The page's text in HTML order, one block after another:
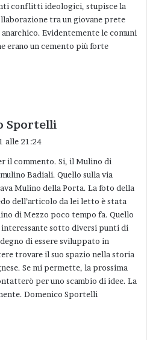
suo tempo ne è stato
(Scodellino,
leonardesca, piazza
mio parere molto valido.
più importante,
si parla da almeno
auspicabile potesse
Quel progetto –
bici lungo la vallata –
culturali,
in se una forza
Lo dimostrano
di Castel Bolognese,
nuovo investimento in
e il lavoro compiuto da
che hanno
fiume possa essere
ricerca per esperienze
conflitti ideologici, stupisce la
tra un giovane prete
Evidentemente le comuni
erano un cemento più forte
Sportelli
e
t
t
o
:
alle 21:24
il commento. Si, il Mulino di
Badiali. Quello sulla via
Mulino della Porta. La foto della
dell’articolo da lei letto è stata
di Mezzo poco tempo fa. Quello
interessante sotto diversi punti di
di essere sviluppato in
trovare il suo spazio nella storia
Se mi permette, la prossima
per uno scambio di idee. La
Domenico Sportelli